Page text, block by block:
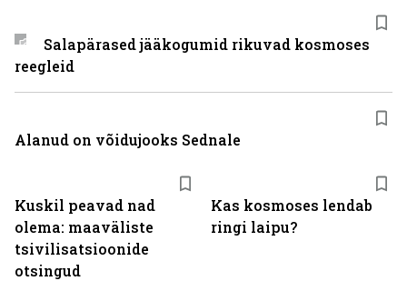
Kuskil peavad nad
olema: maaväliste
tsivilisatsioonide
otsingud
Kas kosmoses lendab
ringi laipu?
Salapärased jääkogumid rikuvad kosmoses
reegleid
Alanud on võidujooks Sednale